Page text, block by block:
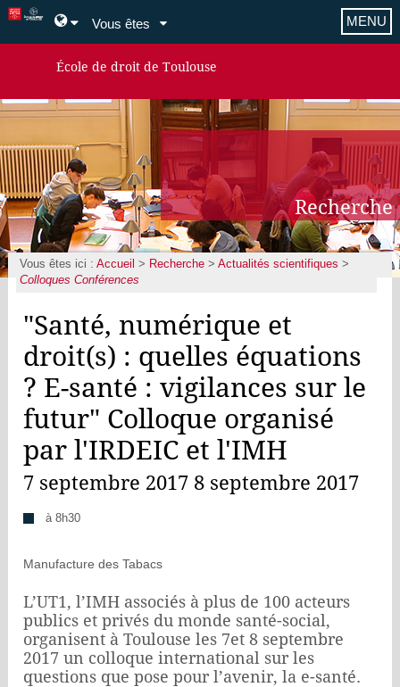
Vous êtes
École de droit de Toulouse
MENU
Recherche
Vous êtes ici :Accueil > Recherche >Actualités scientifiques >
Colloques Conférences
"Santé, numérique et
droit(s) : quelles équations
? E-santé : vigilances sur le
futur" Colloque organisé
par l'IRDEIC et l'IMH
7 septembre 2017 8 septembre 2017
à 8h30
Manufacture des Tabacs
L’UT1, l’IMH associés à plus de 100 acteurs
publics et privés du monde santé-social,
organisent à Toulouse les 7et 8 septembre
2017 un colloque international sur les
questions que pose pour l’avenir, la e-santé.